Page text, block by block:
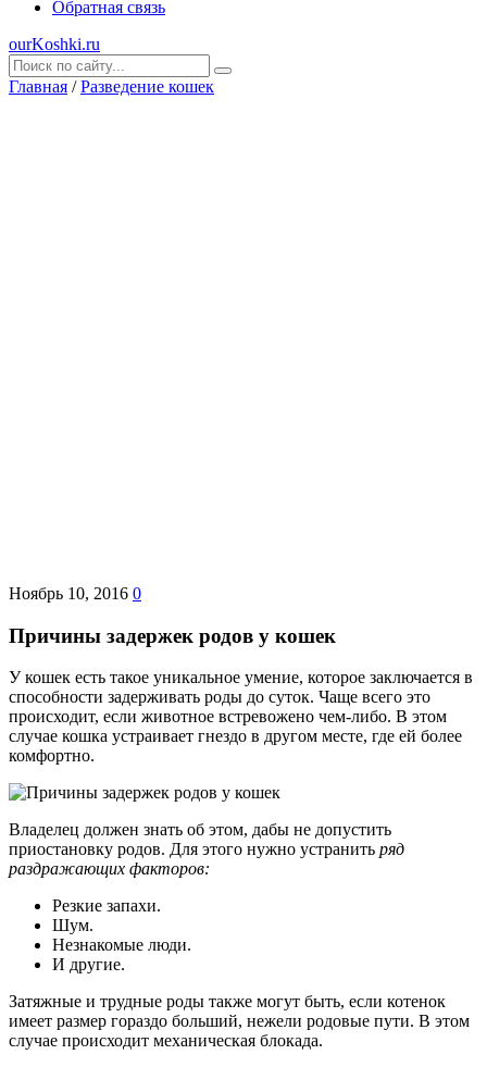
Обратная связь
ourKoshki.ru
Главная / Разведение кошек
Ноябрь 10, 2016 0
Причины задержек родов у кошек
У кошек есть такое уникальное умение, которое заключается в
способности задерживать роды до суток. Чаще всего это
происходит, если животное встревожено чем-либо. В этом
случае кошка устраивает гнездо в другом месте, где ей более
комфортно.
Владелец должен знать об этом, дабы не допустить
приостановку родов. Для этого нужно устранить ряд
раздражающих факторов:
Резкие запахи.
Шум.
Незнакомые люди.
И другие.
Затяжные и трудные роды также могут быть, если котенок
имеет размер гораздо больший, нежели родовые пути. В этом
случае происходит механическая блокада.